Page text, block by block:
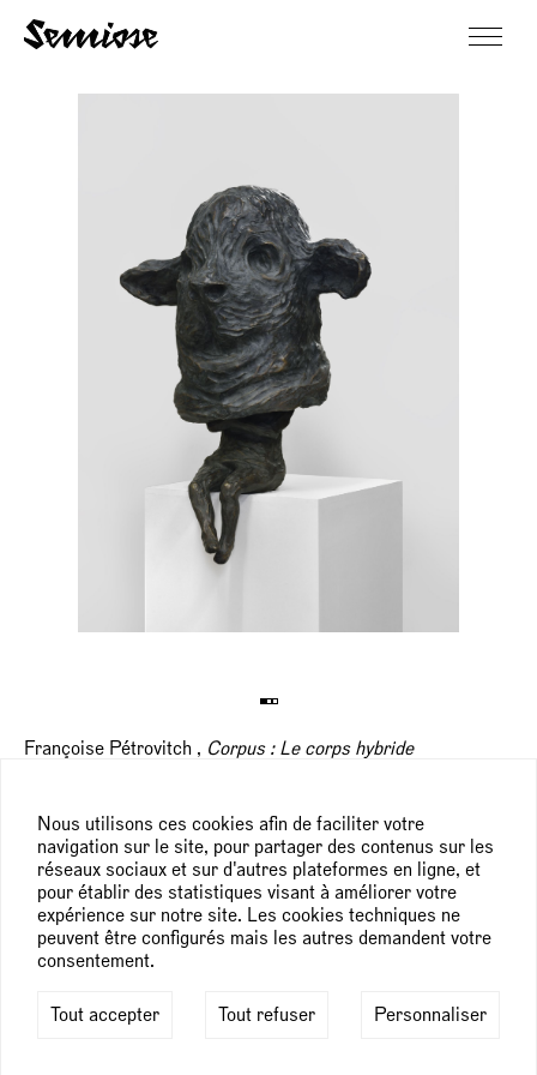
Nous utilisons ces cookies afin de faciliter votre
navigation sur le site, pour partager des contenus sur les
réseaux sociaux et sur d'autres plateformes en ligne, et
pour établir des statistiques visant à améliorer votre
expérience sur notre site. Les cookies techniques ne
peuvent être configurés mais les autres demandent votre
consentement.
Tout accepter Tout refuser Personnaliser
Françoise Pétrovitch , Corpus : Le corps hybride
Entre humain et animal, homme et machine, féminin et
masculin, nature et objet, l’hybridation des corps remonte à
l’Antiquité et parcourt l’iconographie chrétienne jusqu’à l’art
contemporain. Elle se décline sous des formes inquiétantes
comme merveilleuses. De nos jours, la question de la
métamorphose des corps est omniprésente: elle inspire nos